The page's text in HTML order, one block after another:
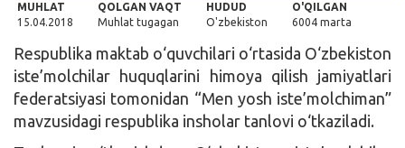
MUHLAT
15.04.2018
QOLGAN VAQT
Muhlat tugagan
HUDUD
O'zbekiston
O'QILGAN
6004 marta
Respublika maktab o‘quvchilari o‘rtasida O‘zbekiston
iste’molchilar huquqlarini himoya qilish jamiyatlari
federatsiyasi tomonidan “Men yosh iste’molchiman”
mavzusidagi respublika insholar tanlovi o‘tkaziladi.